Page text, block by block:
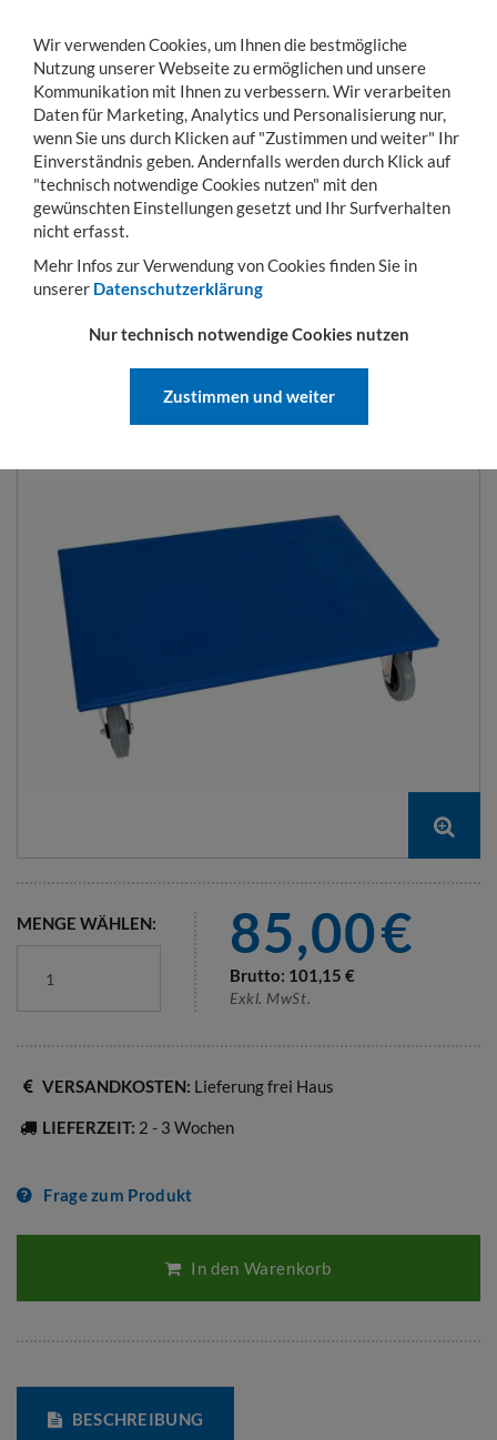
Toggle
navigation
MENÜ KONTO WARENKORB
Sie sind hier: Transportwagen Fahrgestelle und Rollplatten
MÖBELROLLER 800 X 600 MM,
MIT VOLLGUMMIROLLEN
MR800600125G
MENGE WÄHLEN: 85,00€
Brutto: 101,15 €
Exkl. MwSt.
VERSANDKOSTEN: Lieferung frei Haus
LIEFERZEIT: 2 - 3 Wochen
Frage zum Produkt
In den Warenkorb
BESCHREIBUNG
Wir verwenden Cookies, um Ihnen die bestmögliche
Nutzung unserer Webseite zu ermöglichen und unsere
Kommunikation mit Ihnen zu verbessern. Wir verarbeiten
Daten für Marketing, Analytics und Personalisierung nur,
wenn Sie uns durch Klicken auf "Zustimmen und weiter" Ihr
Einverständnis geben. Andernfalls werden durch Klick auf
"technisch notwendige Cookies nutzen" mit den
gewünschten Einstellungen gesetzt und Ihr Surfverhalten
nicht erfasst.
Mehr Infos zur Verwendung von Cookies finden Sie in
unserer Datenschutzerklärung
Nur technisch notwendige Cookies nutzen
Zustimmen und weiter